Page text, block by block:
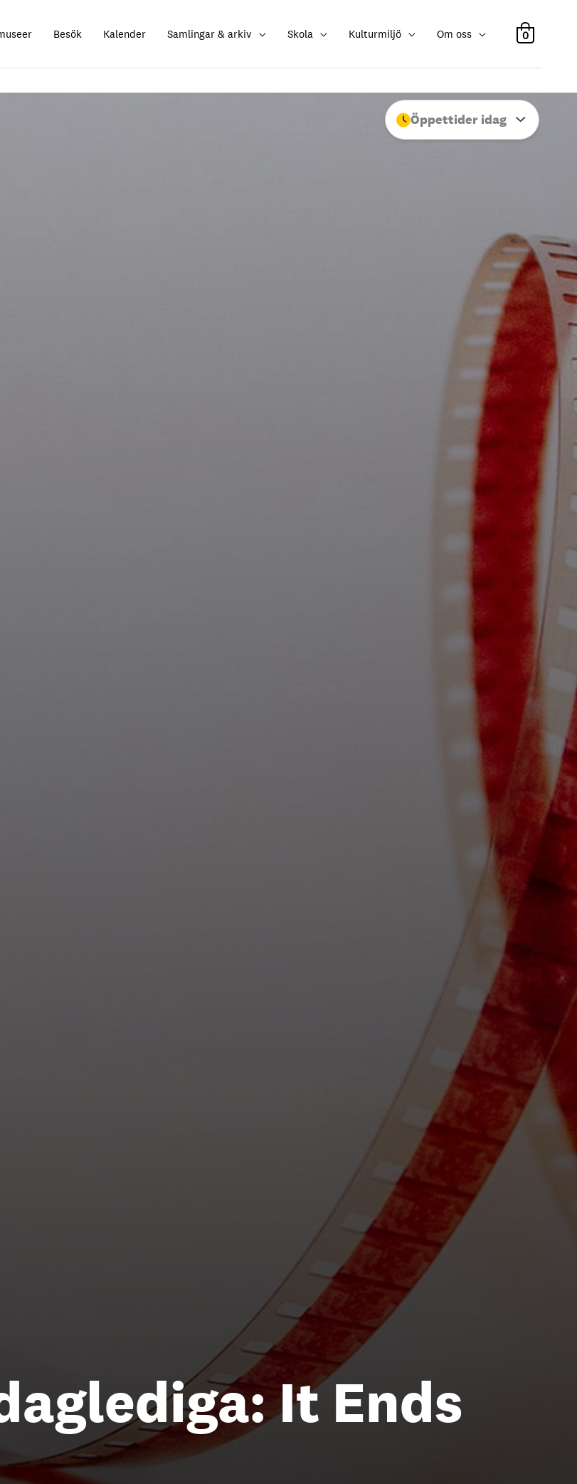
Öppettider idag Stäng
Besök Kalender Samlingar & arkiv Skola Kulturmiljö Om oss 0
It Ends